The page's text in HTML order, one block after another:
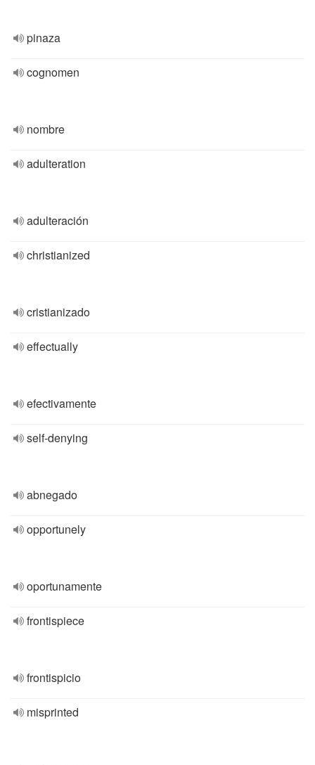
pinaza
cognomen
nombre
adulteration
adulteración
christianized
cristianizado
effectually
efectivamente
self-denying
abnegado
opportunely
oportunamente
frontispiece
frontispicio
misprinted